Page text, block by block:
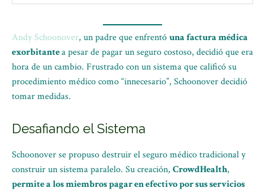
Andy Schoonover, un padre que enfrentóuna factura médica
exorbitantea pesar de pagar un seguro costoso, decidió que era
hora de un cambio. Frustrado con un sistema que calificó su
procedimiento médico como “innecesario”, Schoonover decidió
tomar medidas.
Desafiando el Sistema
Schoonover se propuso destruir el seguro médico tradicional y
construir un sistema paralelo. Su creación, CrowdHealth,
permite a los miembros pagar en efectivo por sus servicios